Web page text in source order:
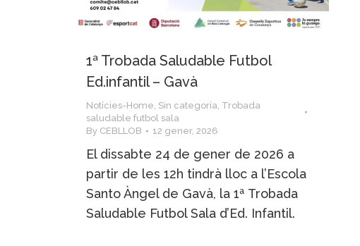
1ª Trobada Saludable Futbol
Ed.infantil – Gavà
Notícies-Home, Sin categoría, Trobada
saludable futbol sala
By CEBLLOB 12 gener, 2026
El dissabte 24 de gener de 2026 a
partir de les 12h tindrà lloc a l’Escola
Santo Àngel de Gavà, la 1ª Trobada
Saludable Futbol Sala d’Ed. Infantil.